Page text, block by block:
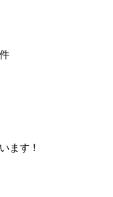
ます！